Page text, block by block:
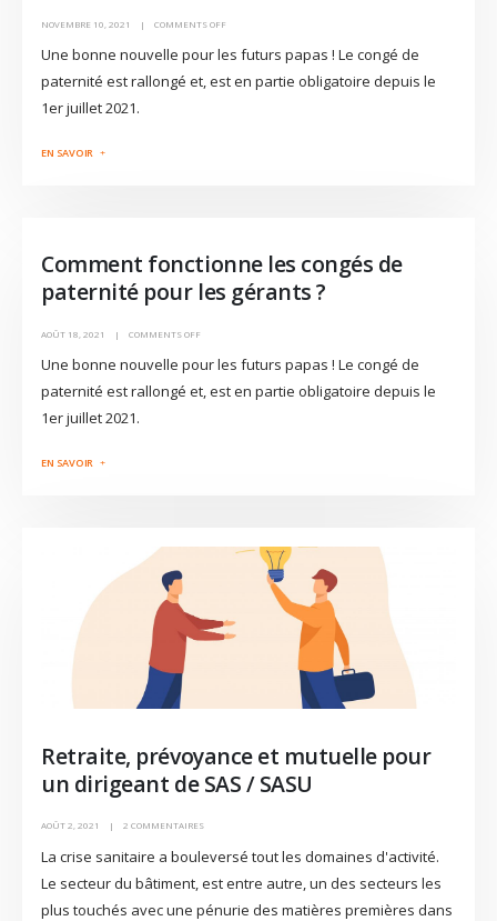
NOVEMBRE 10, 2021 COMMENTS OFF
Une bonne nouvelle pour les futurs papas ! Le congé de
paternité est rallongé et, est en partie obligatoire depuis le
1er juillet 2021.
Comment fonctionne les congés de
paternité pour les gérants ?
AOÛT 18, 2021 COMMENTS OFF
Une bonne nouvelle pour les futurs papas ! Le congé de
paternité est rallongé et, est en partie obligatoire depuis le
1er juillet 2021.
Retraite, prévoyance et mutuelle pour
un dirigeant de SAS / SASU
AOÛT 2, 2021 2 COMMENTAIRES
La crise sanitaire a bouleversé tout les domaines d'activité.
Le secteur du bâtiment, est entre autre, un des secteurs les
plus touchés avec une pénurie des matières premières dans